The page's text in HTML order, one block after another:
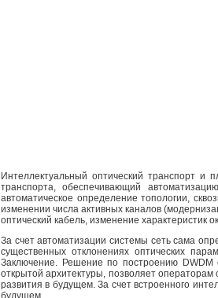
Интеллектуальный оптический транспорт и
транспорта, обеспечивающий
автоматическое определение топологии,
изменении числа активных каналов
оптический кабель, изменение характеристик
За счет автоматизации системы сеть сама
существенных отклонениях оптических
Заключение. Решение по построению DWDM
открытой архитектуры, позволяет
развития в будущем. За счет встроенного
будущем.